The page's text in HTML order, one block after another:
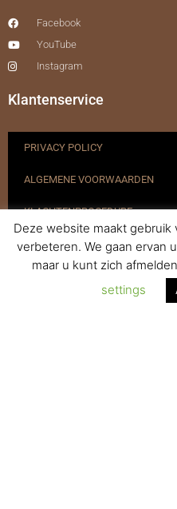
Facebook
YouTube
Instagram
Klantenservice
PRIVACY POLICY
ALGEMENE VOORWAARDEN
KLACHTENPROCEDURE
VERZENDEN & RETOURNEREN
Deze website maakt
verbeteren. We gaan ervan
maar u kunt zich
settings